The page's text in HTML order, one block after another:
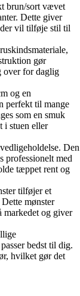
brun/sort vævet
Dette giver
der vil tilføje stil til
gør
over for daglig
og en
perfekt til mange
som en smuk
i stuen eller
Den
professionelt med
tæppet rent og
tilføjer et
mønster
markedet og giver
bedst til dig.
hvilket gør det